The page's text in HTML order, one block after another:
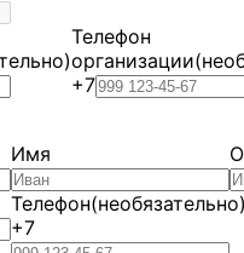
Телефон
организации
+7
Имя
Телефон
+7